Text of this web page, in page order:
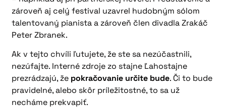
zároveň aj celý festival uzavrel hudobným sólom
talentovaný pianista a zároveň člen divadla Zrakáč
Peter Zbranek.
Ak v tejto chvíli ľutujete, že ste sa nezúčastnili,
nezúfajte. Interné zdroje zo stajne Ľahostajne
prezrádzajú, že pokračovanie určite bude. Či to bude
pravidelné, alebo skôr príležitostné, to sa už
necháme prekvapiť.